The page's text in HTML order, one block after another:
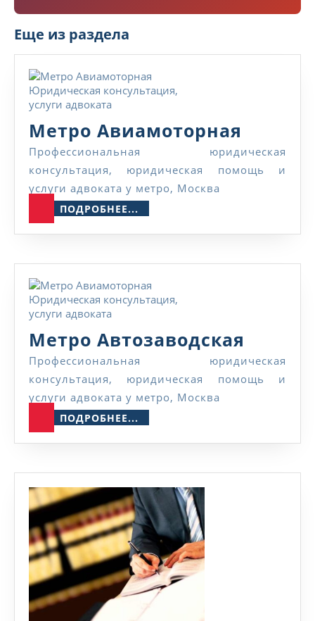
о
н
а
з
в
а
н
и
Еще из раздела
Метро Авиамоторная
Профессиональная юридическая
консультация, юридическая помощь и
услуги адвоката у метро, Москва
ПОДРОБНЕЕ...
Метро Автозаводская
Профессиональная юридическая
консультация, юридическая помощь и
услуги адвоката у метро, Москва
ПОДРОБНЕЕ...